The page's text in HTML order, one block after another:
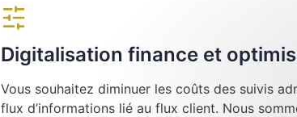
Digitalisation finance et
Vous souhaitez diminuer les coûts des suivis
flux d’informations lié au flux client. Nous